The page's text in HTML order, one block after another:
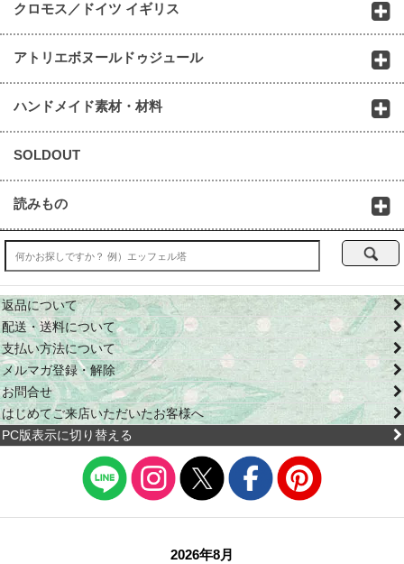
クロモス／ドイツ イギリス
アトリエボヌールドゥジュール
ハンドメイド素材・材料
SOLDOUT
読みもの
返品について
配送・送料について
支払い方法について
メルマガ登録・解除
お問合せ
はじめてご来店いただいたお客様へ
PC版表示に切り替える
2026年8月